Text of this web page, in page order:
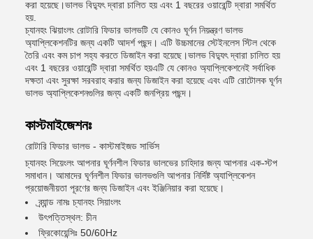
করা হয়েছে।ভালভ বিদ্যুৎ দ্বারা চালিত হয় এবং 1 বছরের ওয়ারেন্টি দ্বারা সমর্থিত
হয়.
চ্যানহং ঝিয়াংলং রোটারি ফিডার ভালভটি যে কোনও ঘূর্ণন নিয়ন্ত্রণ ভালভ
অ্যাপ্লিকেশনটির জন্য একটি আদর্শ পছন্দ। এটি উচ্চমানের স্টেইনলেস স্টিল থেকে
তৈরি এবং কম চাপ সহ্য করতে ডিজাইন করা হয়েছে।ভালভ বিদ্যুৎ দ্বারা চালিত হয়
এবং 1 বছরের ওয়ারেন্টি দ্বারা সমর্থিত হয়এটি যে কোনও অ্যাপ্লিকেশনেই সর্বাধিক
দক্ষতা এবং সুরক্ষা সরবরাহ করার জন্য ডিজাইন করা হয়েছে এবং এটি রোটোলক ঘূর্ণন
ভালভ অ্যাপ্লিকেশনগুলির জন্য একটি জনপ্রিয় পছন্দ।
কাস্টমাইজেশনঃ
রোটারি ফিডার ভালভ - কাস্টমাইজড সার্ভিস
চ্যানহং সিয়েংলং আপনার ঘূর্ণনশীল ফিডার ভালভের চাহিদার জন্য আপনার এক-স্টপ
সমাধান। আমাদের ঘূর্ণনশীল ফিডার ভালভগুলি আপনার নির্দিষ্ট অ্যাপ্লিকেশন
প্রয়োজনীয়তা পূরণের জন্য ডিজাইন এবং ইঞ্জিনিয়ার করা হয়েছে।
ব্র্যান্ড নামঃ চ্যানহং সিয়াংলং
উৎপত্তিস্থল: চীন
ফ্রিকোয়েন্সিঃ 50/60Hz